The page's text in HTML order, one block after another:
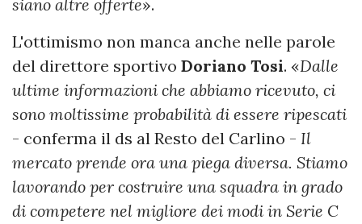
siano altre offerte».
L'ottimismo non manca anche nelle parole
del direttore sportivo Doriano Tosi. «Dalle
ultime informazioni che abbiamo ricevuto, ci
sono moltissime probabilità di essere ripescati
- conferma il ds al Resto del Carlino - Il
mercato prende ora una piega diversa. Stiamo
lavorando per costruire una squadra in grado
di competere nel migliore dei modi in Serie C